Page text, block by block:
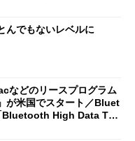
んでもないレベルに
などのリースプログラム
が米国でスタート／Bluet
Bluetooth High Data Thr